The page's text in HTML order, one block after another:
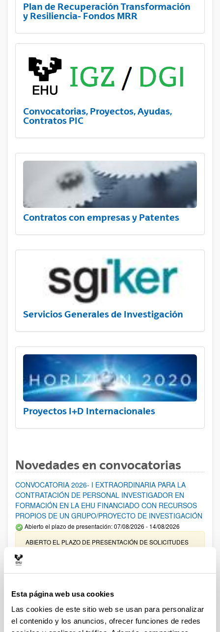
Esta página web usa cookies
Las cookies de este sitio web se usan para personalizar
el contenido y los anuncios, ofrecer funciones de redes
Plan de Recuperación Transformación
y Resiliencia- Fondos MRR
Convocatorias, Proyectos, Ayudas,
Contratos PIC
Contratos con empresas y Patentes
Servicios Generales de Investigación
Proyectos I+D Internacionales
Novedades en convocatorias
CONVOCATORIA 2026- I EXTRAORDINARIA PARA LA
CONTRATACIÓN DE PERSONAL INVESTIGADOR EN
FORMACIÓN EN LA EHU FINANCIADO CON RECURSOS
PROPIOS DE UN GRUPO/PROYECTO DE INVESTIGACIÓN
Abierto el plazo de presentación: 07/08/2026 - 14/08/2026
ABIERTO EL PLAZO DE PRESENTACIÓN DE SOLICITUDES
Ayudas para financiación de la adquisición y renovación de
UPV/EHU 2026
Trámite abierto
25/03/2026: Corrección de errores del listado provisional de
solicitudes admitidas y excluidas. 23/03/2026: Relación